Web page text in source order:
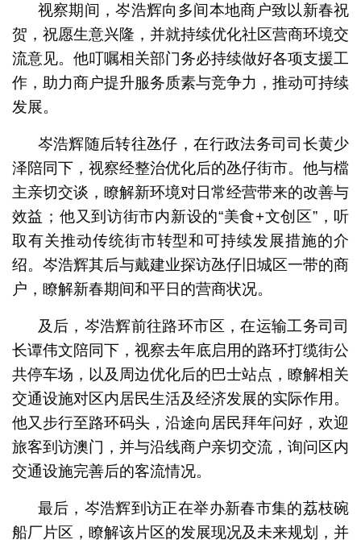
视察期间，岑浩辉向多间本地商户致以新春祝
贺，祝愿生意兴隆，并就持续优化社区营商环境交
流意见。他叮嘱相关部门务必持续做好各项支援工
作，助力商户提升服务质素与竞争力，推动可持续
发展。
岑浩辉随后转往氹仔，在行政法务司司长黄少
泽陪同下，视察经整治优化后的氹仔街市。他与檔
主亲切交谈，瞭解新环境对日常经营带来的改善与
效益；他又到访街市内新设的“美食+文创区”，听
取有关推动传统街市转型和可持续发展措施的介
绍。岑浩辉其后与戴建业探访氹仔旧城区一带的商
户，瞭解新春期间和平日的营商状况。
及后，岑浩辉前往路环市区，在运输工务司司
长谭伟文陪同下，视察去年底启用的路环打缆街公
共停车场，以及周边优化后的巴士站点，瞭解相关
交通设施对区内居民生活及经济发展的实际作用。
他又步行至路环码头，沿途向居民拜年问好，欢迎
旅客到访澳门，并与沿线商户亲切交流，询问区内
交通设施完善后的客流情况。
最后，岑浩辉到访正在举办新春市集的荔枝碗
船厂片区，瞭解该片区的发展现况及未来规划，并